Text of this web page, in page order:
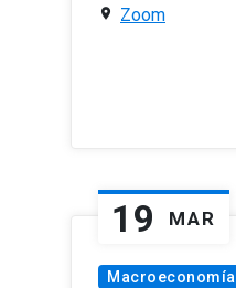
Zoom
19 MAR
Macroeconomía